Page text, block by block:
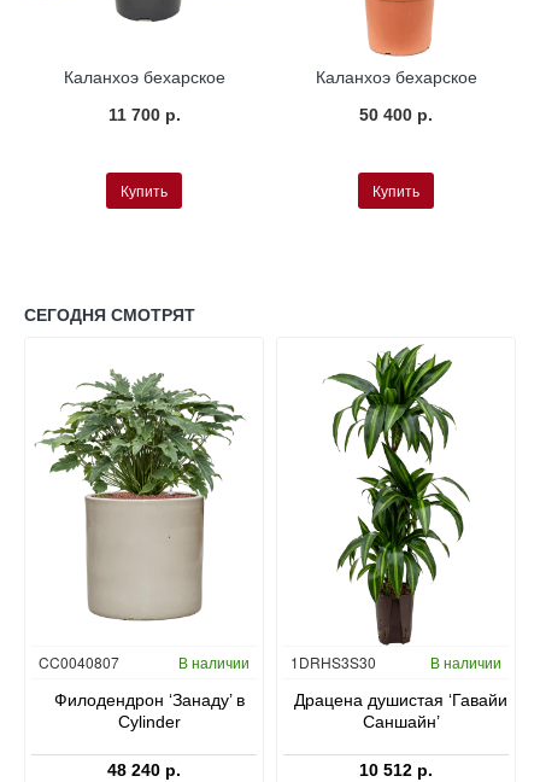
Каланхоэ бехарское
11 700 р.
Купить
Каланхоэ бехарское
50 400 р.
Купить
СЕГОДНЯ СМОТРЯТ
CC0040807 В наличии
Филодендрон ‘Занаду’ в
Cylinder
48 240 р.
Гидропоника
1DRHS3S30 В наличии
Драцена душистая ‘Гавайи
Саншайн’
10 512 р.